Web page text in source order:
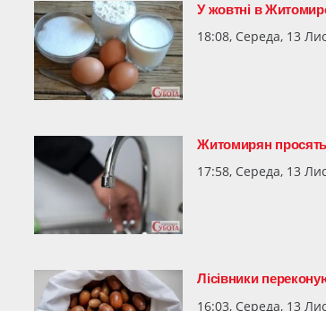
У жовтні в
18:08, Середа, 13
Житомирян просять
17:58, Середа, 13
Лісівники
16:03, Середа, 13